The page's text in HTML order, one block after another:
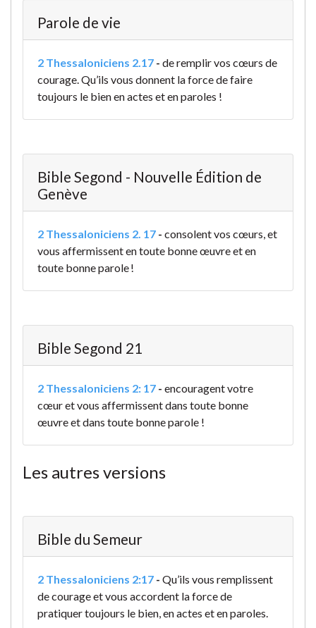
Parole de vie
2 Thessaloniciens 2.17 - de remplir vos cœurs de
courage. Qu’ils vous donnent la force de faire
toujours le bien en actes et en paroles !
Bible Segond - Nouvelle Édition de
Genève
2 Thessaloniciens 2. 17 - consolent vos cœurs, et
vous affermissent en toute bonne œuvre et en
toute bonne parole !
Bible Segond 21
2 Thessaloniciens 2: 17 - encouragent votre
cœur et vous affermissent dans toute bonne
œuvre et dans toute bonne parole !
Les autres versions
Bible du Semeur
2 Thessaloniciens 2:17 - Qu’ils vous remplissent
de courage et vous accordent la force de
pratiquer toujours le bien, en actes et en paroles.